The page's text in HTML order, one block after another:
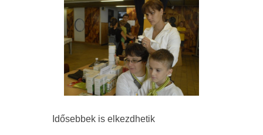
Idősebbek is elkezdhetik